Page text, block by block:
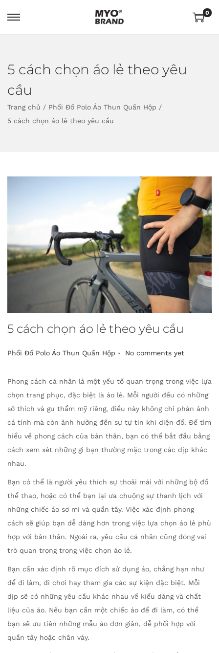
0
5 cách chọn áo lẻ theo yêu
cầu
Trang chủ / Phối Đồ Polo Áo Thun Quần Hộp /
5 cách chọn áo lẻ theo yêu cầu
5 cách chọn áo lẻ theo yêu cầu
P
s
t
e
d
i
n
Phối Đồ Polo Áo Thun Quần Hộp . No comments yet
Phong cách cá nhân là một yếu tố quan trọng trong việc lựa
chọn trang phục, đặc biệt là áo lẻ. Mỗi người đều có những
sở thích và gu thẩm mỹ riêng, điều này không chỉ phản ánh
cá tính mà còn ảnh hưởng đến sự tự tin khi diện đồ. Để tìm
hiểu về phong cách của bản thân, bạn có thể bắt đầu bằng
cách xem xét những gì bạn thường mặc trong các dịp khác
nhau.
Bạn có thể là người yêu thích sự thoải mái với những bộ đồ
thể thao, hoặc có thể bạn lại ưa chuộng sự thanh lịch với
những chiếc áo sơ mi và quần tây. Việc xác định phong
cách sẽ giúp bạn dễ dàng hơn trong việc lựa chọn áo lẻ phù
hợp với bản thân. Ngoài ra, yêu cầu cá nhân cũng đóng vai
trò quan trọng trong việc chọn áo lẻ.
Bạn cần xác định rõ mục đích sử dụng áo, chẳng hạn như
để đi làm, đi chơi hay tham gia các sự kiện đặc biệt. Mỗi
dịp sẽ có những yêu cầu khác nhau về kiểu dáng và chất
liệu của áo. Nếu bạn cần một chiếc áo để đi làm, có thể
bạn sẽ ưu tiên những mẫu áo đơn giản, dễ phối hợp với
quần tây hoặc chân váy.